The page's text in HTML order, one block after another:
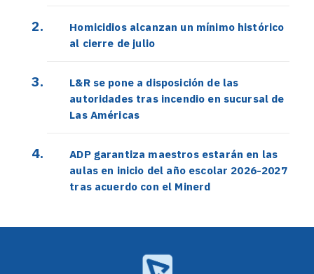
Homicidios alcanzan un mínimo histórico
al cierre de julio
L&R se pone a disposición de las
autoridades tras incendio en sucursal de
Las Américas
ADP garantiza maestros estarán en las
aulas en inicio del año escolar 2026-2027
tras acuerdo con el Minerd